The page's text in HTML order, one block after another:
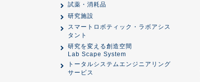
試薬・消耗品
研究施設
スマートロボティック・ラボアシス
タント
研究を変える創造空間
Lab Scape System
トータルシステムエンジニアリング
サービス